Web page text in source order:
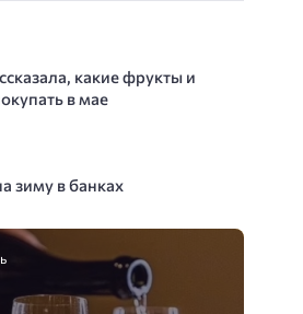
какие фрукты и
в мае
зиму в банках